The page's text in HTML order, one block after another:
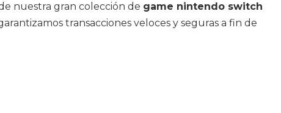
nuestra gran colección de game nintendo switch
transacciones veloces y seguras a fin de